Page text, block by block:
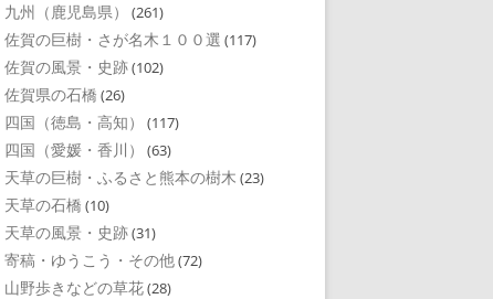
九州（鹿児島県） (261)
佐賀の巨樹・さが名木１００選 (117)
佐賀の風景・史跡(102)
佐賀県の石橋 (26)
四国（徳島・高知） (117)
四国（愛媛・香川） (63)
天草の巨樹・ふるさと熊本の樹木 (23)
天草の石橋 (10)
天草の風景・史跡(31)
寄稿・ゆうこう・その他(72)
山野歩きなどの草花(28)